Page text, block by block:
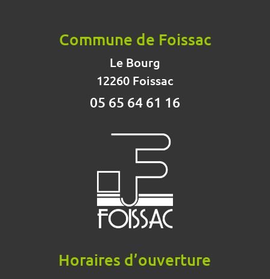
Commune de Foissac
Le Bourg
12260 Foissac
05 65 64 61 16
Horaires d’ouverture